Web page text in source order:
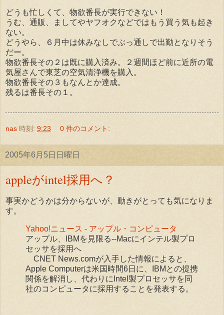
どうも忙しくて、物欲番長が実行できない！
うむ、通販、ましてやヤフオクなどではもう買う気も起き
ない。
どうやら、６月中は休みなしでぶっ通しで出勤となりそう
だー。
物欲番長その２は既に購入済み。２週間ほど前に近所の電
気屋さんで東芝の空気清浄機を購入。
物欲番長その３もなんとか達成。
残るは番長その１。
nas 時刻: 9:23 0 件のコメント:
2005年6月5日日曜日
appleがintel採用へ？
事実かどうかは分からないが、動きがとっても気になりま
す。
Yahoo!ニュース - アップル・コンピュータ
アップル、IBMを見限る--Macにインテル製プロ
セッサを採用へ
CNET News.comが入手した情報によると、
Apple Computerは米国時間6日に、IBMとの提携
関係を解消し、代わりにIntel製プロセッサを同
社のコンピュータに採用することを発表する。